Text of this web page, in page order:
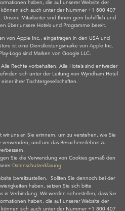
haben, die auf unserer Website der
sich auch unter der Nummer +1 800 407
Unsere Mitarbeiter sind Ihnen gern behilflich und
über unsere Hotels und Programme bereit.
von Apple Inc., eingetragen in den USA und
ist eine Dienstleistungsmarke von Apple Inc.
Logo sind Marken von Google LLC.
Rechte vorbehalten. Alle Hotels sind entweder
sich unter der Leitung von Wyndham Hotel
ihrer Tochtergesellschaften.
uns an Sie erinnern, um zu verstehen, wie Sie
und um das Besuchererlebnis zu
Sie die Verwendung von Cookies gemäß den
Datenschutzerklärung.
bereitzustellen. Sollten Sie dennoch bei der
haben, setzen Sie sich bitte
in Verbindung. Wir werden sicherstellen, dass Sie
haben, die auf unserer Website der
sich auch unter der Nummer +1 800 407